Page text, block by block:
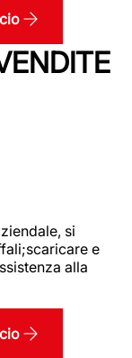
si
e
alla